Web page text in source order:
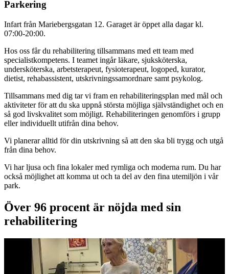
Parkering
Infart från Mariebergsgatan 12. Garaget är öppet alla dagar kl.
07:00-20:00.
Hos oss får du rehabilitering tillsammans med ett team med
specialistkompetens. I teamet ingår läkare, sjuksköterska,
undersköterska, arbetsterapeut, fysioterapeut, logoped, kurator,
dietist, rehabassistent, utskrivningssamordnare samt psykolog.
Tillsammans med dig tar vi fram en rehabiliteringsplan med mål och
aktiviteter för att du ska uppnå största möjliga självständighet och en
så god livskvalitet som möjligt. Rehabiliteringen genomförs i grupp
eller individuellt utifrån dina behov.
Vi planerar alltid för din utskrivning så att den ska bli trygg och utgå
från dina behov.
Vi har ljusa och fina lokaler med rymliga och moderna rum. Du har
också möjlighet att komma ut och ta del av den fina utemiljön i vår
park.
Över 96 procent är nöjda med sin
rehabilitering